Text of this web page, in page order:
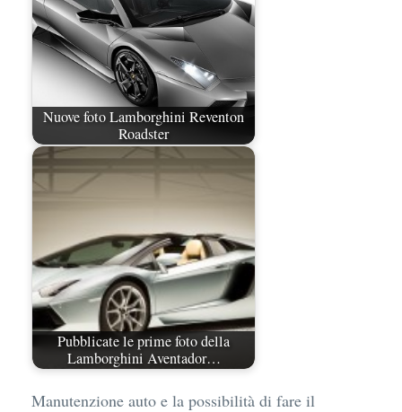
Nuove foto Lamborghini Reventon
Roadster
Pubblicate le prime foto della
Lamborghini Aventador…
Manutenzione auto e la possibilità di fare il